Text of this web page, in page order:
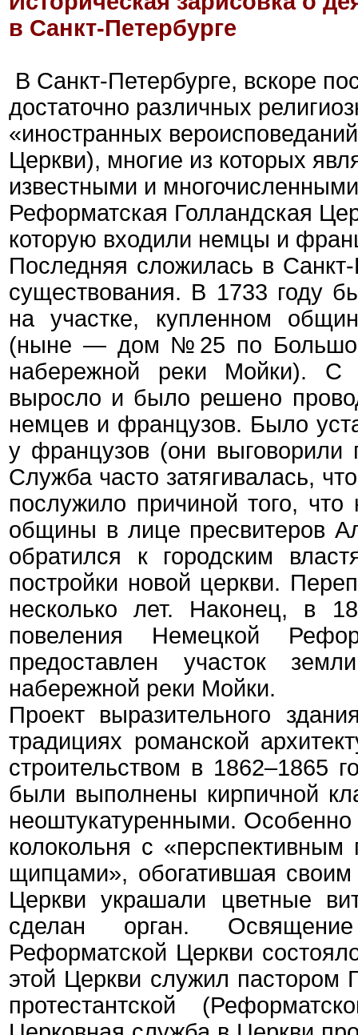
в Санкт-Петербурге
В Санкт-Петербурге, вскоре
достаточно различных
«иностранных
Церкви), многие из которых
известными и
Реформатская Голландская
которую входили немцы и
Последняя сложилась в
существования. В 1733 году
на участке, купленном
(ныне — дом №25 по
набережной реки Мойки). С
выросло и было решено
немцев и французов. Было
у французов (они выговорили
Служба часто затягивалась,
послужило причиной того,
общины в лице пресвитеров
обратился к городским
постройки новой церкви.
несколько лет. Наконец, в
повеления Немецкой
предоставлен участок
набережной реки Мойки.
Проект выразительного
традициях романской
строительством в 1862–1865
были выполнены кирпичной
неоштукатуренными.
колокольня с
щипцами», обогатившая
Церкви украшали цветные
сделан орган.
Реформатской Церкви
этой Церкви служил пастором
протестантской